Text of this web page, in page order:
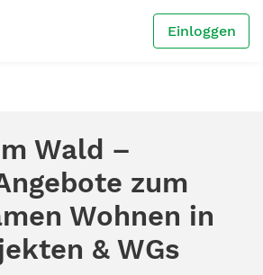
Einloggen
Wald –
zum
Wohnen in
& WGs